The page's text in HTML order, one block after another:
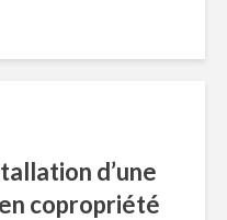
d’une
copropriété